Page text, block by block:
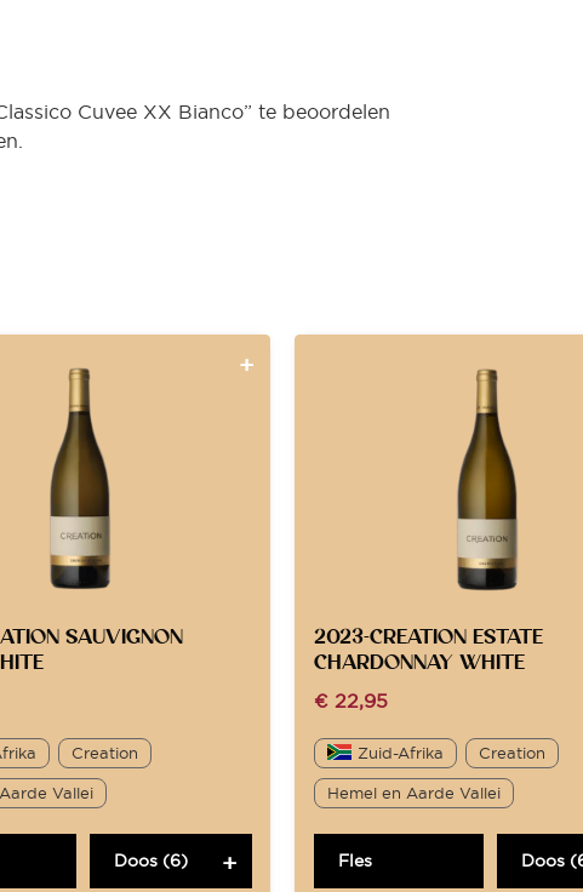
Cuvee XX Bianco” te beoordelen
SAUVIGNON
Creation
Vallei
Doos (6)
2023-CREATION ESTATE
CHARDONNAY WHITE
€ 22,95
Zuid-Afrika Creation
Hemel en Aarde Vallei
Fles Doos